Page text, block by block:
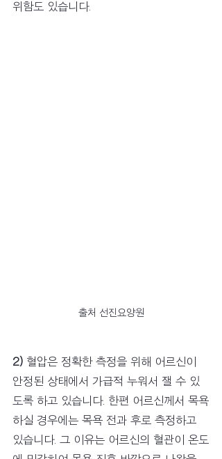
위함도 있습니다.
출처 선진요양원
2) 혈압은 정확한 측정을 위해 어르신이
안정된 상태에서 가급적 누워서 잴 수 있
도록 하고 있습니다. 한편 어르신께서 목욕
하실 경우에는 목욕 전과 후로 측정하고
있습니다. 그 이유는 어르신의 혈관이 온도